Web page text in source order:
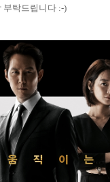
부탁드립니다 :-)